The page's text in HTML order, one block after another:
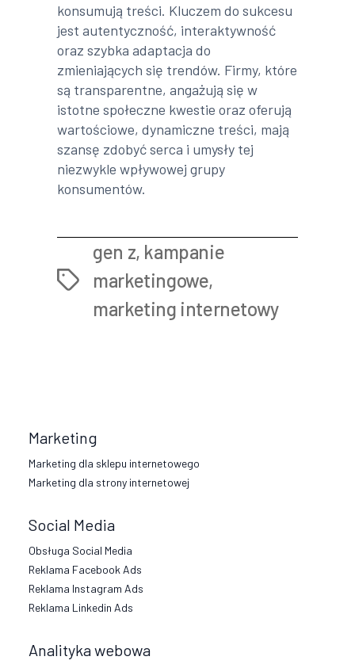
konsumują treści. Kluczem do sukcesu
jest autentyczność, interaktywność
oraz szybka adaptacja do
zmieniających się trendów. Firmy, które
są transparentne, angażują się w
istotne społeczne kwestie oraz oferują
wartościowe, dynamiczne treści, mają
szansę zdobyć serca i umysły tej
niezwykle wpływowej grupy
konsumentów.
Tags
gen z, kampanie
marketingowe,
marketing internetowy
Marketing
Marketing dla sklepu internetowego
Marketing dla strony internetowej
Social Media
Obsługa Social Media
Reklama Facebook Ads
Reklama Instagram Ads
Reklama Linkedin Ads
Analityka webowa